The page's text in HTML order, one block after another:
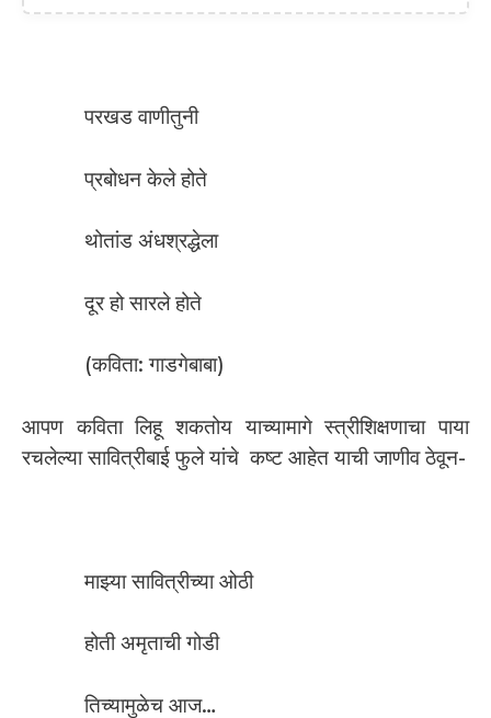
परखड वाणीतुनी
प्रबोधन केले होते
थोतांड अंधश्रद्धेला
दूर हो सारले होते
(कविता: गाडगेबाबा)
आपण कविता लिहू शकतोय याच्यामागे स्त्रीशिक्षणाचा पाया
रचलेल्या सावित्रीबाई फुले यांचे कष्ट आहेत याची जाणीव ठेवून-
माझ्या सावित्रीच्या ओठी
होती अमृताची गोडी
तिच्यामुळेच आज…